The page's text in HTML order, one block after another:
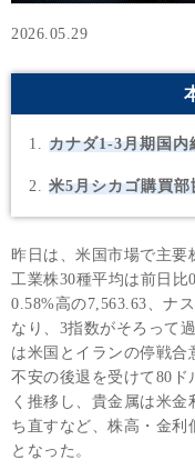
2026.05.29
カナダ1-3月期国内
米5月シカゴ購買
昨日は、米国市場で主要
工業株30種平均は前日比
0.58%高の7,563.63、ナ
なり、3指数がそろって
は米国とイランの停戦
不安の後退を受けて80
く推移し、貴金属は米
ち直すなど、株高・金利
となった。